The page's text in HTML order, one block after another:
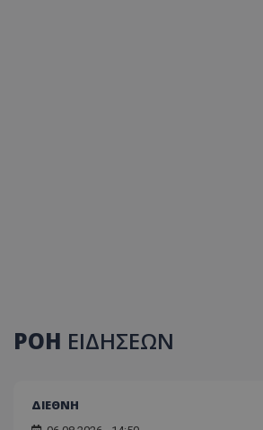
ΡΟΗ ΕΙΔΗΣΕΩΝ
ΔΙΕΘΝΗ